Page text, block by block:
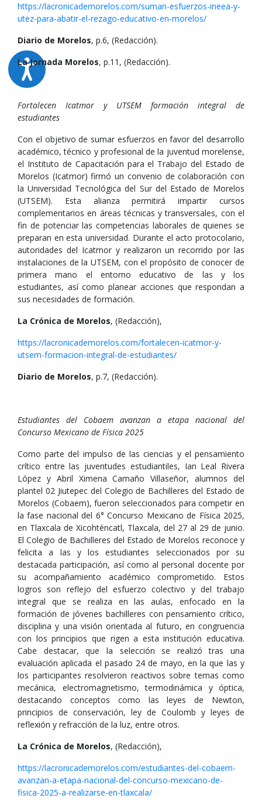
https://lacronicademorelos.com/suman-esfuerzos-ineea-y-
utez-para-abatir-el-rezago-educativo-en-morelos/
Diario de Morelos, p.6, (Redacción).
La Jornada Morelos, p.11, (Redacción).
Fortalecen Icatmor y UTSEM formación integral de
estudiantes
Con el objetivo de sumar esfuerzos en favor del desarrollo
académico, técnico y profesional de la juventud morelense,
el Instituto de Capacitación para el Trabajo del Estado de
Morelos (Icatmor) firmó un convenio de colaboración con
la Universidad Tecnológica del Sur del Estado de Morelos
(UTSEM). Esta alianza permitirá impartir cursos
complementarios en áreas técnicas y transversales, con el
fin de potenciar las competencias laborales de quienes se
preparan en esta universidad. Durante el acto protocolario,
autoridades del Icatmor y realizaron un recorrido por las
instalaciones de la UTSEM, con el propósito de conocer de
primera mano el entorno educativo de las y los
estudiantes, así como planear acciones que respondan a
sus necesidades de formación.
La Crónica de Morelos, (Redacción),
https://lacronicademorelos.com/fortalecen-icatmor-y-
utsem-formacion-integral-de-estudiantes/
Diario de Morelos, p.7, (Redacción).
Estudiantes del Cobaem avanzan a etapa nacional del
Concurso Mexicano de Física 2025
Como parte del impulso de las ciencias y el pensamiento
crítico entre las juventudes estudiantiles, Ian Leal Rivera
López y Abril Ximena Camaño Villaseñor, alumnos del
plantel 02 Jiutepec del Colegio de Bachilleres del Estado de
Morelos (Cobaem), fueron seleccionados para competir en
la fase nacional del 6° Concurso Mexicano de Física 2025,
en Tlaxcala de Xicohténcatl, Tlaxcala, del 27 al 29 de junio.
El Colegio de Bachilleres del Estado de Morelos reconoce y
felicita a las y los estudiantes seleccionados por su
destacada participación, así como al personal docente por
su acompañamiento académico comprometido. Estos
logros son reflejo del esfuerzo colectivo y del trabajo
integral que se realiza en las aulas, enfocado en la
formación de jóvenes bachilleres con pensamiento crítico,
disciplina y una visión orientada al futuro, en congruencia
con los principios que rigen a esta institución educativa.
Cabe destacar, que la selección se realizó tras una
evaluación aplicada el pasado 24 de mayo, en la que las y
los participantes resolvieron reactivos sobre temas como
mecánica, electromagnetismo, termodinámica y óptica,
destacando conceptos como las leyes de Newton,
principios de conservación, ley de Coulomb y leyes de
reflexión y refracción de la luz, entre otros.
La Crónica de Morelos, (Redacción),
https://lacronicademorelos.com/estudiantes-del-cobaem-
avanzan-a-etapa-nacional-del-concurso-mexicano-de-
fisica-2025-a-realizarse-en-tlaxcala/